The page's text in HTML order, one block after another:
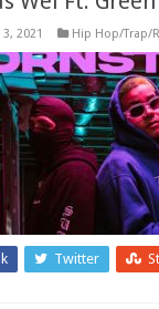
2021 Hip Hop/Trap/
Twitter